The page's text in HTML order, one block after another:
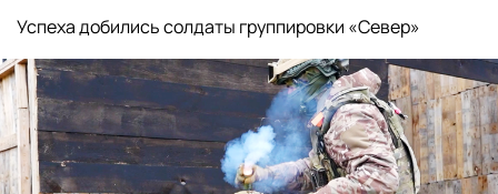
Успеха добились солдаты группировки «Север»